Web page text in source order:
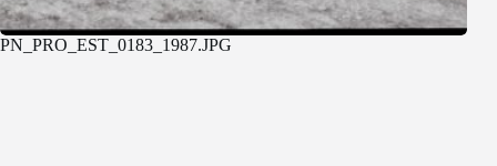
PN_PRO_EST_0183_1987.JPG